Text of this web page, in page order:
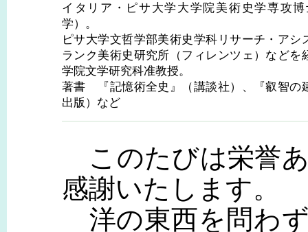
イタリア・ピサ大学大学院美術史学専攻
学）。
ピサ大学文哲学部美術史学科リサーチ・アシ
ランク美術史研究所（フィレンツェ）などを
学院文学研究科准教授。
著書 『記憶術全史』（講談社）、『叡智の
出版）など
このたびは栄誉
感謝いたします。
洋の東西を問わ